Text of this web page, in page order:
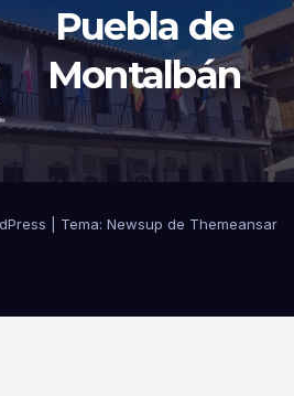
Puebla de
Montalbán
Tema: Newsup de Themeansar